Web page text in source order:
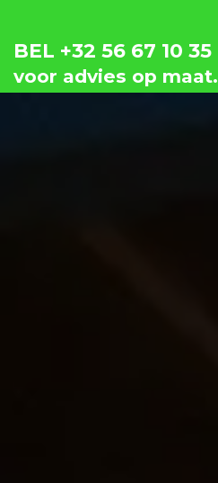
BEL +32 56 67 10 35
voor advies op maat.